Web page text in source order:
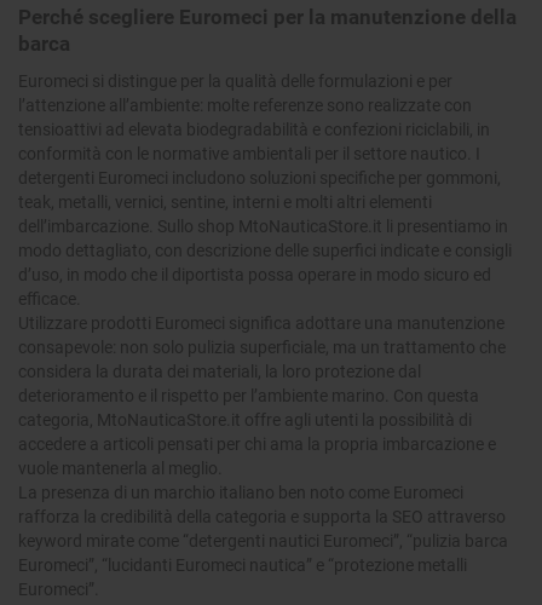
Perché scegliere Euromeci per la manutenzione della
barca
Euromeci si distingue per la qualità delle formulazioni e per
l’attenzione all’ambiente: molte referenze sono realizzate con
tensioattivi ad elevata biodegradabilità e confezioni riciclabili, in
conformità con le normative ambientali per il settore nautico. I
detergenti Euromeci includono soluzioni specifiche per gommoni,
teak, metalli, vernici, sentine, interni e molti altri elementi
dell’imbarcazione. Sullo shop MtoNauticaStore.it li presentiamo in
modo dettagliato, con descrizione delle superfici indicate e consigli
d’uso, in modo che il diportista possa operare in modo sicuro ed
efficace.
Utilizzare prodotti Euromeci significa adottare una manutenzione
consapevole: non solo pulizia superficiale, ma un trattamento che
considera la durata dei materiali, la loro protezione dal
deterioramento e il rispetto per l’ambiente marino. Con questa
categoria, MtoNauticaStore.it offre agli utenti la possibilità di
accedere a articoli pensati per chi ama la propria imbarcazione e
vuole mantenerla al meglio.
La presenza di un marchio italiano ben noto come Euromeci
rafforza la credibilità della categoria e supporta la SEO attraverso
keyword mirate come “detergenti nautici Euromeci”, “pulizia barca
Euromeci”, “lucidanti Euromeci nautica” e “protezione metalli
Euromeci”.